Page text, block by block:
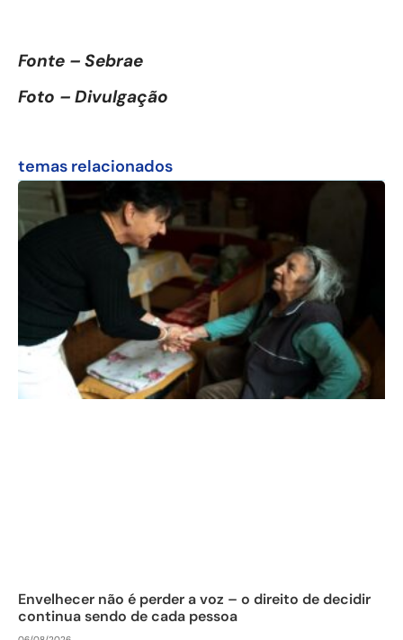
Fonte – Sebrae
Foto – Divulgação
temas relacionados
Envelhecer não é perder a voz – o direito de decidir
continua sendo de cada pessoa